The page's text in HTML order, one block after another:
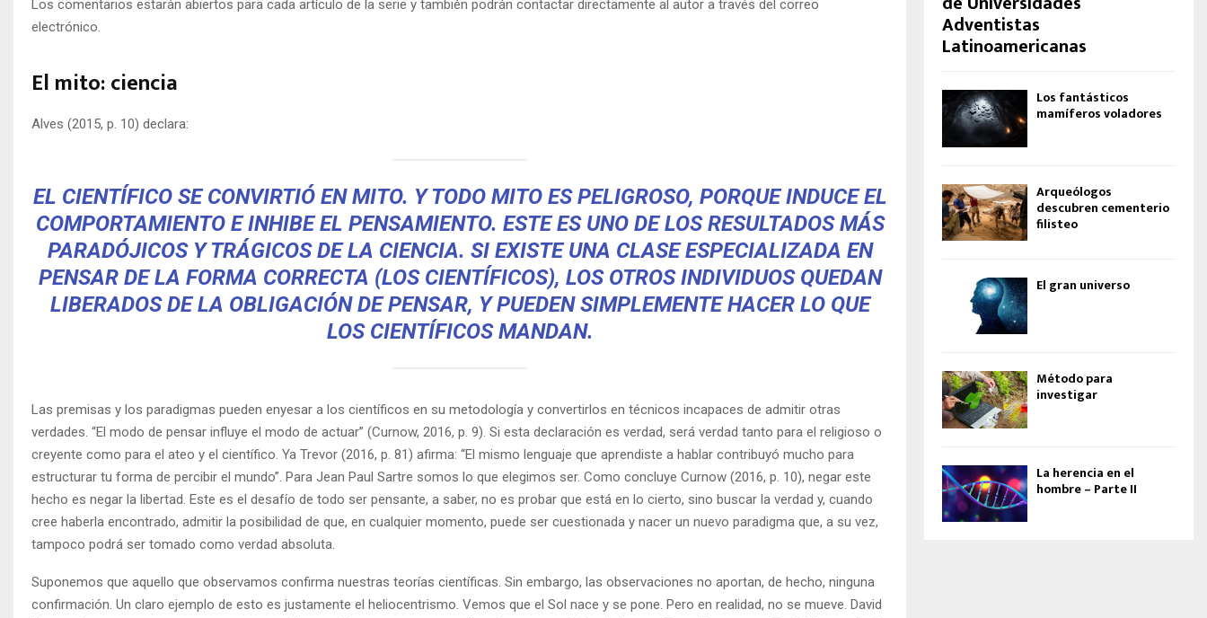
Los comentarios estarán abiertos para cada artículo de la serie y también podrán contactar directamente al autor a través del correo
electrónico.
El mito: ciencia
Alves (2015, p. 10) declara:
EL CIENTÍFICO SE CONVIRTIÓ EN MITO. Y TODO MITO ES PELIGROSO, PORQUE INDUCE EL
COMPORTAMIENTO E INHIBE EL PENSAMIENTO. ESTE ES UNO DE LOS RESULTADOS MÁS
PARADÓJICOS Y TRÁGICOS DE LA CIENCIA. SI EXISTE UNA CLASE ESPECIALIZADA EN
PENSAR DE LA FORMA CORRECTA (LOS CIENTÍFICOS), LOS OTROS INDIVIDUOS QUEDAN
LIBERADOS DE LA OBLIGACIÓN DE PENSAR, Y PUEDEN SIMPLEMENTE HACER LO QUE
LOS CIENTÍFICOS MANDAN.
Las premisas y los paradigmas pueden enyesar a los científicos en su metodología y convertirlos en técnicos incapaces de admitir otras
verdades. “El modo de pensar influye el modo de actuar” (Curnow, 2016, p. 9). Si esta declaración es verdad, será verdad tanto para el religioso o
creyente como para el ateo y el científico. Ya Trevor (2016, p. 81) afirma: “El mismo lenguaje que aprendiste a hablar contribuyó mucho para
estructurar tu forma de percibir el mundo”. Para Jean Paul Sartre somos lo que elegimos ser. Como concluye Curnow (2016, p. 10), negar este
hecho es negar la libertad. Este es el desafío de todo ser pensante, a saber, no es probar que está en lo cierto, sino buscar la verdad y, cuando
cree haberla encontrado, admitir la posibilidad de que, en cualquier momento, puede ser cuestionada y nacer un nuevo paradigma que, a su vez,
tampoco podrá ser tomado como verdad absoluta.
Suponemos que aquello que observamos confirma nuestras teorías científicas. Sin embargo, las observaciones no aportan, de hecho, ninguna
confirmación. Un claro ejemplo de esto es justamente el heliocentrismo. Vemos que el Sol nace y se pone. Pero en realidad, no se mueve. David
Adventistas
Latinoamericanas
Los fantásticos
mamíferos voladores
Arqueólogos
descubren cementerio
filisteo
El gran universo
Método para
investigar
La herencia en el
hombre – Parte II